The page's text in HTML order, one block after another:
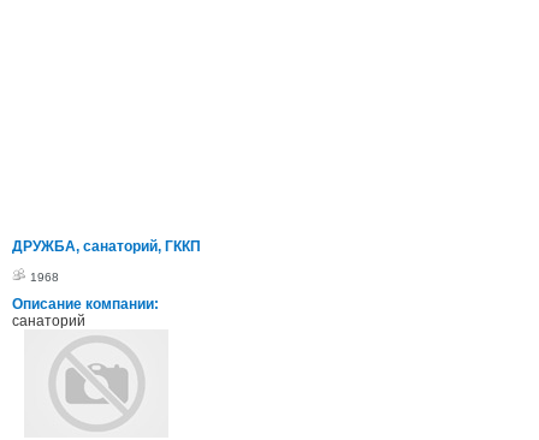
ДРУЖБА, санаторий, ГККП
1968
Описание компании:
санаторий